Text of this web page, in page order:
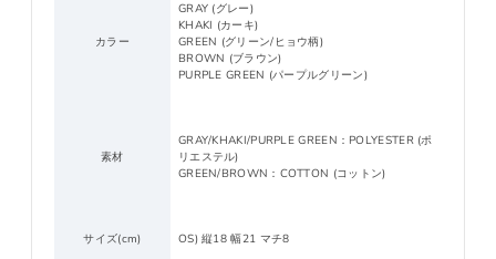
カラー
GRAY (グレー)
KHAKI (カーキ)
GREEN (グリーン/ヒョウ柄)
BROWN (ブラウン)
PURPLE GREEN (パープルグリーン)
素材
GRAY/KHAKI/PURPLE GREEN：POLYESTER (ポ
リエステル)
GREEN/BROWN：COTTON (コットン)
サイズ(cm) OS) 縦18 幅21 マチ8